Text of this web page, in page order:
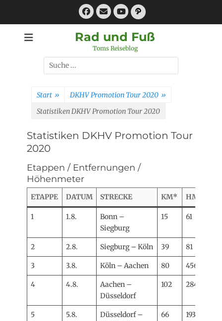
Facebook
E-
MailYouTube
Pfad
Rad und Fuß
Toms Reiseblog
Suchen
nach:
Start » DKHV Promotion Tour 2020 »
Statistiken DKHV Promotion Tour 2020
Statistiken DKHV Promotion Tour
2020
Etappen / Entfernungen /
Höhenmeter
ETAPPE DATUM STRECKE KM* HM**
1 1.8.
Bonn –
Siegburg
15 61
2 2.8. Siegburg – Köln 39 81
3 3.8. Köln – Aachen 80 456
4 4.8.
Aachen –
Düsseldorf
102 284
5 5.8.
Düsseldorf –
66 193